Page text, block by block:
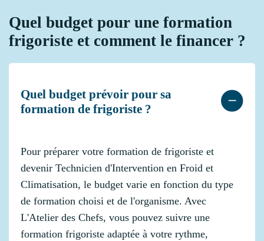
Quel budget pour une formation
frigoriste et comment le financer ?
Quel budget prévoir pour sa
formation de frigoriste ?
Pour préparer votre formation de frigoriste et
devenir Technicien d'Intervention en Froid et
Climatisation, le budget varie en fonction du type
de formation choisi et de l'organisme. Avec
L'Atelier des Chefs, vous pouvez suivre une
formation frigoriste adaptée à votre rythme,